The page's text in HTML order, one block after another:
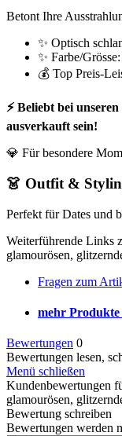
Betont Ihre
✨ Optisch
✨ Farbe/
💰 Top Preis-
⚡ Beliebt bei
ausverkauft sein!
💎 Für besondere
👗 Outfit &
Perfekt für Dates und
Weiterführende Links
glamourösen,
Fragen zum
mehr
Bewertungen 0
Bewertungen lesen,
Menü schließen
Kundenbewertungen
glamourösen,
Bewertung schreiben
Bewertungen werden